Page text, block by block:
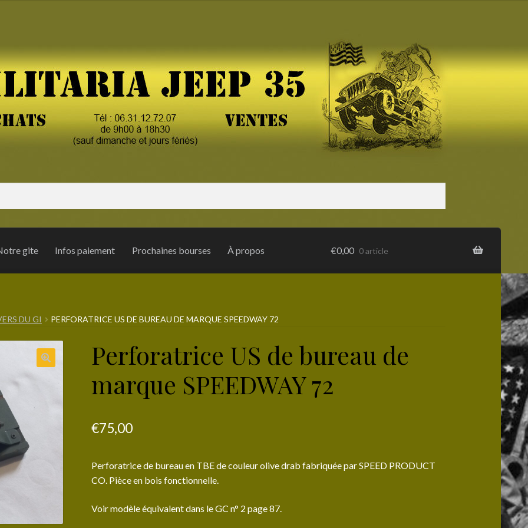
gite Infos paiement Prochaines bourses À propos €0,00 0 article
DU GI PERFORATRICE US DE BUREAU DE MARQUE SPEEDWAY 72
Perforatrice US de bureau de
marque SPEEDWAY 72
€75,00
Perforatrice de bureau en TBE de couleur olive drab fabriquée par SPEED PRODUCT
CO. Pièce en bois fonctionnelle.
Voir modèle équivalent dans le GC n° 2 page 87.